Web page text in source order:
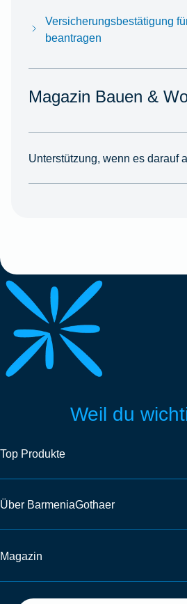
Versicherungsbestätigung
beantragen
Magazin Bauen &
Unterstützung, wenn es darauf
Weil du
Top Produkte
Über BarmeniaGothaer
Magazin